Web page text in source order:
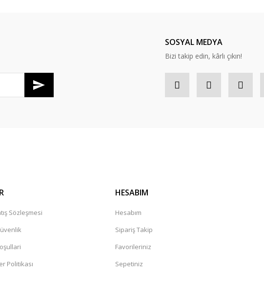
SOSYAL MEDYA
Bizi takip edin, kârlı çıkın!
Sözleşmesi
Politikası
HESABIM
Hesabım
Sipariş Takip
Favorileriniz
Sepetiniz